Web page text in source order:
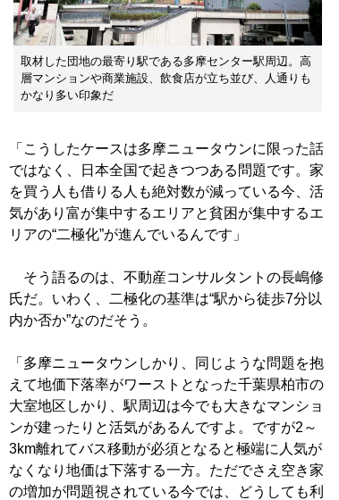
取材した団地の最寄り駅である多摩センター駅周辺。高
層マンションや商業施設、飲食店が立ち並び、人通りも
かなり多い印象だ
「こうしたケースは多摩ニュータウンに限った話
ではなく、日本全国で起きつつある問題です。家
を買う人も借りる人も絶対数が減っている今、活
気があり富が集中するエリアと貧困が集中するエ
リアの“二極化”が進んでいるんです」
そう語るのは、不動産コンサルタントの長嶋修
氏だ。いわく、二極化の基準は“駅から徒歩7分以
内か否か”なのだそう。
「多摩ニュータウンしかり、同じような問題を抱
えて地価下落率がワーストとなった千葉県柏市の
大室地区しかり、駅周辺は今でも大きなマンショ
ンが建ったりと活気があるんですよ。ですが2～
3km離れてバス移動が必須となると極端に人気が
なくなり地価は下落する一方。ただでさえ空き家
の増加が問題視されている今では、どうしても利